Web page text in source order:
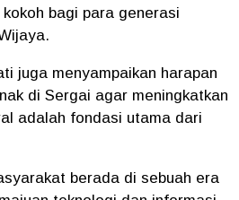
bagi para generasi
juga menyampaikan harapan
di Sergai agar meningkatkan
adalah fondasi utama dari
berada di sebuah era